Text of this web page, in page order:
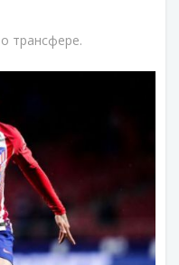
трансфере.